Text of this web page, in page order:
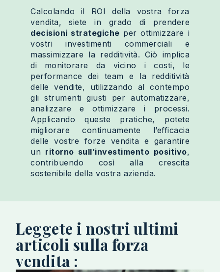
Calcolando il ROI della vostra forza
vendita, siete in grado di prendere
decisioni strategiche per ottimizzare i
vostri investimenti commerciali e
massimizzare la redditività. Ciò implica
di monitorare da vicino i costi, le
performance dei team e la redditività
delle vendite, utilizzando al contempo
gli strumenti giusti per automatizzare,
analizzare e ottimizzare i processi.
Applicando queste pratiche, potete
migliorare continuamente l’efficacia
delle vostre forze vendita e garantire
un ritorno sull’investimento positivo,
contribuendo così alla crescita
sostenibile della vostra azienda.
Leggete i nostri ultimi
articoli sulla forza
vendita :